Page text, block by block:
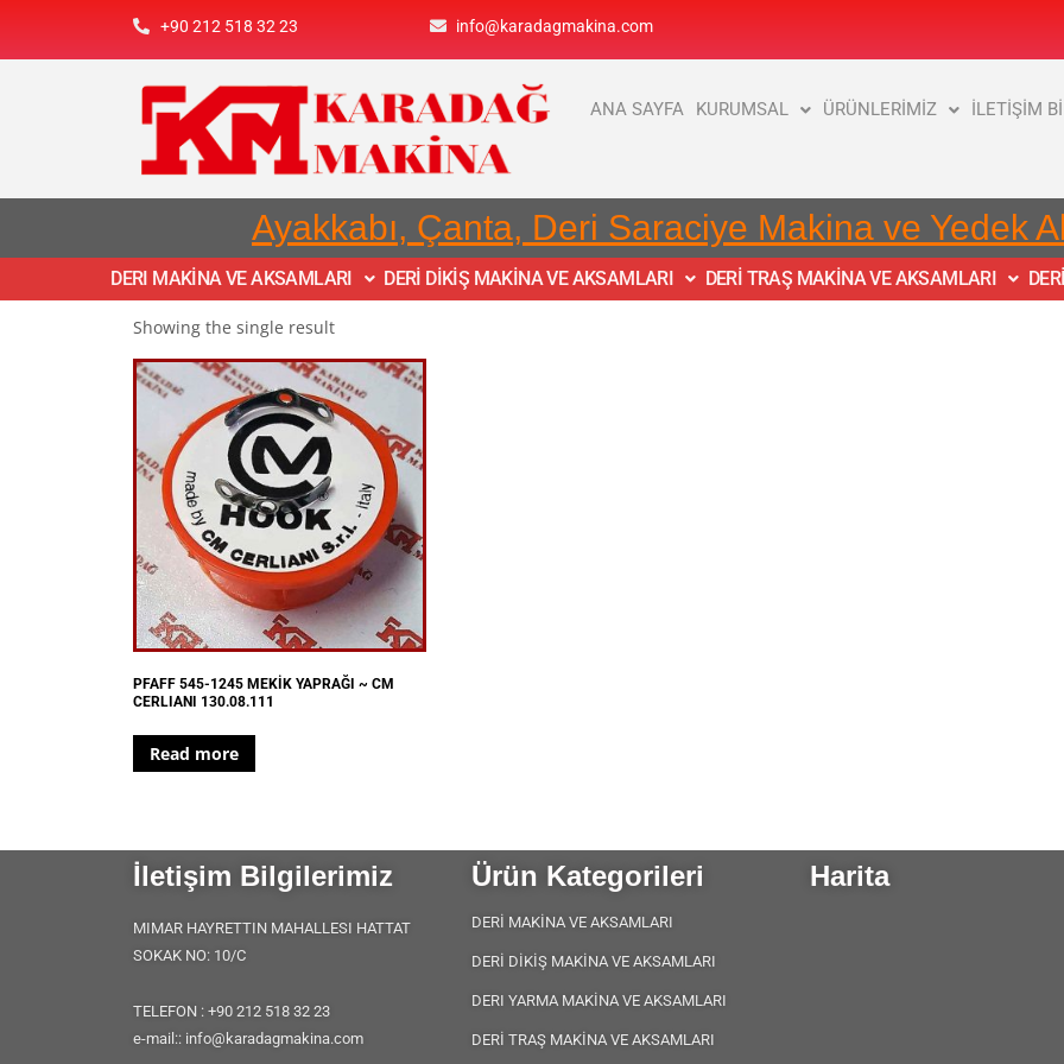
+90 212 518 32 23 info@karadagmakina.com
ANA SAYFA KURUMSAL ÜRÜNLERİMİZ İLETİŞİM
Ayakkabı, Çanta, Deri Saraciye Makina ve Yedek
DERI MAKİNA VE AKSAMLARI DERİ DİKİŞ MAKİNA VE AKSAMLARI DERİ TRAŞ MAKİNA VE AKSAMLARI
Showing the single result
PFAFF 545-1245 MEKİK YAPRAĞI ~ CM
CERLIANI 130.08.111
Read more
İletişim Bilgilerimiz
MIMAR HAYRETTIN MAHALLESI HATTAT
SOKAK NO: 10/C
TELEFON : +90 212 518 32 23
e-mail:: info@karadagmakina.com
Ürün Kategorileri
DERİ MAKİNA VE AKSAMLARI
DERİ DİKİŞ MAKİNA VE AKSAMLARI
DERI YARMA MAKİNA VE AKSAMLARI
DERİ TRAŞ MAKİNA VE AKSAMLARI
Harita